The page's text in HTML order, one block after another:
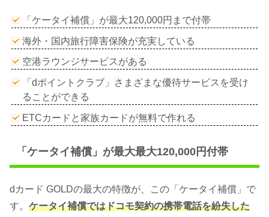
「ケータイ補償」が最大120,000円まで付帯
海外・国内旅行障害保険が充実している
空港ラウンジサービスがある
「dポイントクラブ」さまざまな優待サービスを受け
ることができる
ETCカードと家族カードが無料で作れる
「ケータイ補償」が最大最大120,000円付帯
dカード GOLDの最大の特徴が、この「ケータイ補償」で
す。 ケータイ補償ではドコモ契約の携帯電話を紛失した